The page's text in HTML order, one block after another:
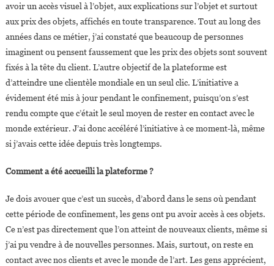
avoir un accès visuel à l’objet, aux explications sur l’objet et surtout
aux prix des objets, affichés en toute transparence. Tout au long des
années dans ce métier, j’ai constaté que beaucoup de personnes
imaginent ou pensent faussement que les prix des objets sont souvent
fixés à la tête du client. L’autre objectif de la plateforme est
d’atteindre une clientèle mondiale en un seul clic. L’initiative a
évidement été mis à jour pendant le confinement, puisqu’on s’est
rendu compte que c’était le seul moyen de rester en contact avec le
monde extérieur. J’ai donc accéléré l’initiative à ce moment-là, même
si j’avais cette idée depuis très longtemps.
Comment a été accueilli la plateforme ?
Je dois avouer que c’est un succès, d’abord dans le sens où pendant
cette période de confinement, les gens ont pu avoir accès à ces objets.
Ce n’est pas directement que l’on atteint de nouveaux clients, même si
j’ai pu vendre à de nouvelles personnes. Mais, surtout, on reste en
contact avec nos clients et avec le monde de l’art. Les gens apprécient,